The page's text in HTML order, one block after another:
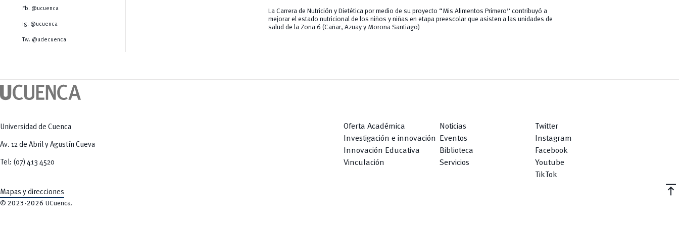
Tecnologías
Radio Universitaria
Sostenibilidad
Fb. @ucuenca
Ig. @ucuenca
Tw. @udecuenca
La Carrera de Nutrición y Dietética por medio de su proyecto “Mis Alimentos Primero” contribuyó a
mejorar el estado nutricional de los niños y niñas en etapa preescolar que asisten a las unidades de
salud de la Zona 6 (Cañar, Azuay y Morona Santiago)
Universidad de Cuenca
Av. 12 de Abril y Agustín Cueva
Tel: (07) 413 4520
Mapas y direcciones
Oferta Académica
Investigación e innovación
Innovación Educativa
Vinculación
Noticias
Eventos
Biblioteca
Servicios
Twitter
Instagram
Facebook
Youtube
TikTok
vertical_align_top
© 2023-2026 UCuenca.